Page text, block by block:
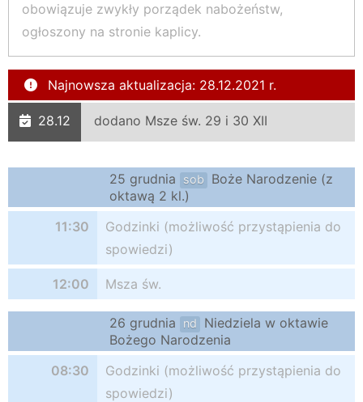
obowiązuje zwykły porządek nabożeństw,
ogłoszony na stronie kaplicy.
Najnowsza aktualizacja: 28.12.2021 r.
28.12 dodano Msze św. 29 i 30 XII
25 grudnia sob
Boże Narodzenie (z
oktawą 2 kl.)
11:30
Godzinki (możliwość przystąpienia do
spowiedzi)
12:00 Msza św.
26 grudnia nd
Niedziela w oktawie
Bożego Narodzenia
08:30
Godzinki (możliwość przystąpienia do
spowiedzi)